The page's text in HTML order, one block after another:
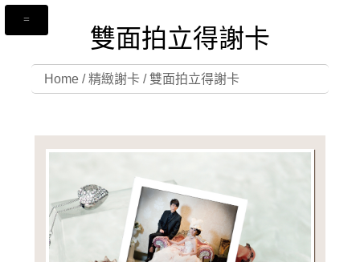
雙面拍立得謝卡
Home/精緻謝卡/雙面拍立得謝卡